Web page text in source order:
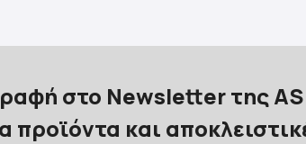
στο Newsletter της AS
προϊόντα και